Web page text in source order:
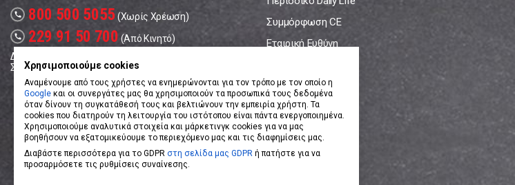
call 800 500 5055 (Χωρίς Χρέωση)
call 229 91 50 700 (Από Κινητό)
Δευτέρα - Παρασκευή: 08:00 - 17:00
Σάββατο: 08:00 – 14:00
Συμμόρφωση CE
Εταιρική Ευθύνη
Χρησιμοποιούμε cookies
Αναμένουμε από τους χρήστες να ενημερώνονται για τον τρόπο με τον οποίο η
Google και οι συνεργάτες μας θα χρησιμοποιούν τα προσωπικά τους δεδομένα
όταν δίνουν τη συγκατάθεσή τους και βελτιώνουν την εμπειρία χρήστη. Τα
cookies που διατηρούν τη λειτουργία του ιστότοπου είναι πάντα ενεργοποιημένα.
Χρησιμοποιούμε αναλυτικά στοιχεία και μάρκετινγκ cookies για να μας
βοηθήσουν να εξατομικεύουμε το περιεχόμενο μας και τις διαφημίσεις μας.
Διαβάστε περισσότερα για το GDPR στη σελίδα μας GDPR ή πατήστε για να
προσαρμόσετε τις ρυθμίσεις συναίνεσης.